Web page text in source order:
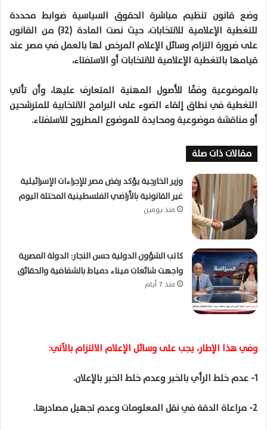
ي
ا
وضع قانون تنظيم مباشرة الحقوق السياسية ضوابط محددة
للتغطية الإعلامية للانتخابات، حيث نصت المادة (32) من القانون
على ضرورة التزام وسائل الإعلام المرخص لها بالعمل في مصر عند
قيامها بالتغطية الإعلامية للانتخابات أو الاستفتاء،
بالموضوعية وفقًا للأصول المهنية المتعارف عليها، وأن تأتي
التغطية في نطاق إلقاء الضوء على البرامج الانتخابية للمترشحين
أو مناقشة موضوعية ومحايدة للموضوع المطروح للاستفتاء.
مقالات ذات صلة
وزير الخارجية يؤكد رفض مصر للإجراءات الإسرائيلية
غير القانونية بالأراضي الفلسطينية المحتلة اليوم
منذ يومين
كاتب الشؤون الدولية حسن النجار: الدولة المصرية
واجهت شائعات ميناء دمياط بالشفافية والحقائق
منذ 7 أيام
وفي هذا الإطار، يجب على وسائل الإعلام الالتزام بالآتي:
1- عدم خلط الرأي بالخبر وعدم خلط الخبر بالإعلان.
2- مراعاة الدقة في نقل المعلومات وعدم تجهيل مصادرها.